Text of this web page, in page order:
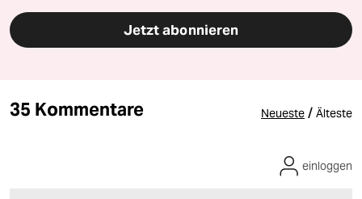
Jetzt abonnieren
35 Kommentare Neueste / Älteste
einloggen